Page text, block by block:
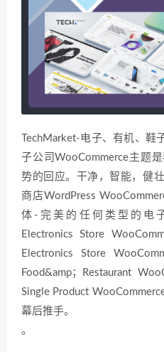
TechMarket-电子、有机、
子公司WooCommerce主题
势的回应。干净，智能，健
商店WordPress
体-完美的任何类型的电
Electronics Store
Electronics Store
Food&amp；Restaurant
Single Product
幕后推手。
。